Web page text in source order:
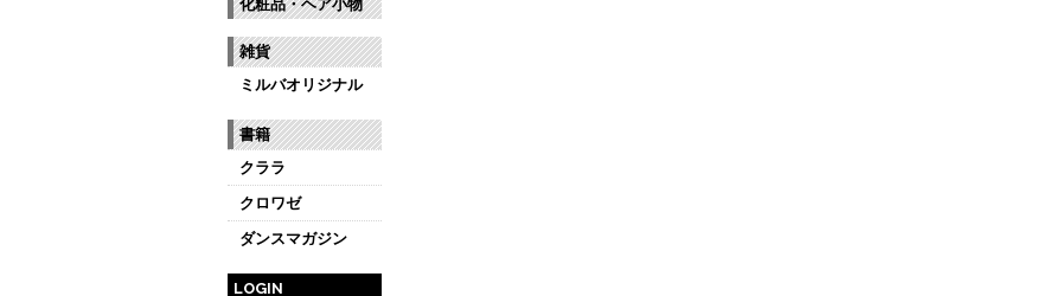
化粧品・ヘア小物
雑貨
ミルバオリジナル
書籍
クララ
クロワゼ
ダンスマガジン
LOGIN